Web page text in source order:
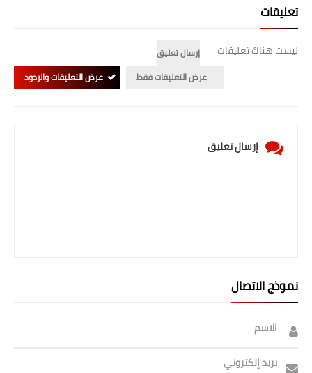
تعليقات
ليست هناك تعليقات
إرسال تعليق
عرض التعليقات فقط
عرض التعليقات والردود
إرسال تعليق
نموذج الاتصال
الاسم
بريد إلكتروني